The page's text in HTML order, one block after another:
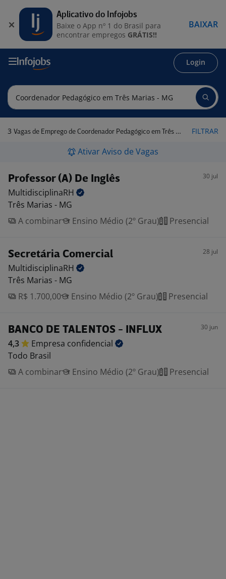
Login
3 Vagas de Emprego de Coordenador Pedagógico em Três Marias - MG FILTRAR
Ativar Aviso de Vagas
Professor (A) De Inglês 30 jul
MultidisciplinaRH
Três Marias - MG
A combinar
Ensino Médio (2º Grau) Presencial
Secretária Comercial 28 jul
MultidisciplinaRH
Três Marias - MG
R$ 1.700,00
Ensino Médio (2º Grau) Presencial
BANCO DE TALENTOS - INFLUX 30 jun
4,3 Empresa confidencial
Todo Brasil
A combinar
Ensino Médio (2º Grau) Presencial
Aplicativo do Infojobs
Baixe o App nº 1 do Brasil para
encontrar empregos GRÁTIS!!
BAIXAR